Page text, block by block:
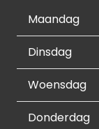
Maandag
Dinsdag
Woensdag
Donderdag